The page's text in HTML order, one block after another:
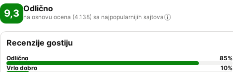
9,3 Odlično
na osnovu ocena (4.138) sa najpopularnijih sajtova
Recenzije gostiju
Odlično 85%
Vrlo dobro
10%